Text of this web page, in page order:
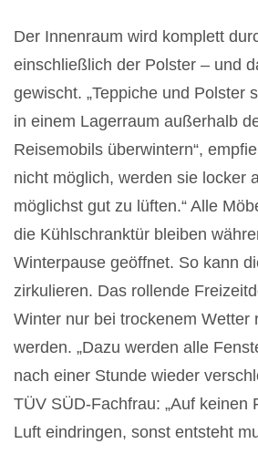
Der Innenraum wird komplett
einschließlich der Polster – und
gewischt. „Teppiche und Polster
in einem Lagerraum außerhalb
Reisemobils überwintern“,
nicht möglich, werden sie locker
möglichst gut zu lüften.“ Alle
die Kühlschranktür bleiben
Winterpause geöffnet. So kann
zirkulieren. Das rollende
Winter nur bei trockenem Wetter
werden. „Dazu werden alle
nach einer Stunde wieder
TÜV SÜD-Fachfrau: „Auf keinen
Luft eindringen, sonst entsteht